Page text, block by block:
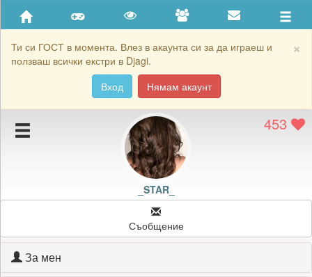
×
Ти си ГОСТ в момента. Влез в акаунта си за да играеш и
ползваш всички екстри в Djagi.
Вход
Нямам акаунт
Приятели
Хронология на игри
Подаръците на _STAR_
Картичките на _STAR_
453
_STAR_
Съобщение
За мен